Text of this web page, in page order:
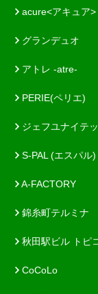
acure<アキュア>
グランデュオ
アトレ -atre-
PERIE(ペリエ)
ジェフユナイテ
S-PAL (エスパル)
A-FACTORY
錦糸町テルミナ
秋田駅ビル トピ
CoCoLo